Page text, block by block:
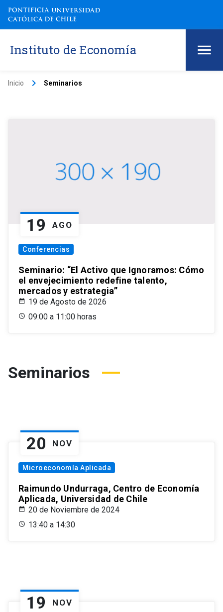
Instituto de Economía
Inicio keyboard_arrow_right Seminarios
19 AGO
Conferencias
Seminario: “El Activo que Ignoramos: Cómo
el envejecimiento redefine talento,
mercados y estrategia”
19 de Agosto de 2026
09:00 a 11:00 horas
Seminarios
20 NOV
Microeconomía Aplicada
Raimundo Undurraga, Centro de Economía
Aplicada, Universidad de Chile
20 de Noviembre de 2024
13:40 a 14:30
19 NOV